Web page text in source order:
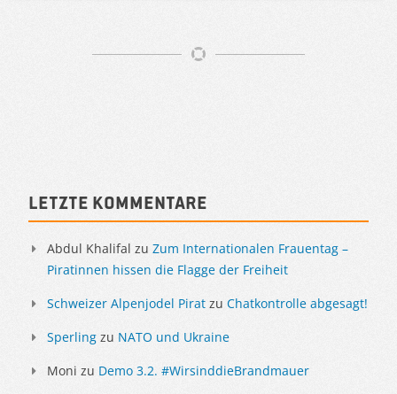
Sidebar
Letzte Kommentare
Abdul Khalifal zu Zum Internationalen Frauentag –
Piratinnen hissen die Flagge der Freiheit
Schweizer Alpenjodel Pirat zu Chatkontrolle abgesagt!
Sperling zu NATO und Ukraine
Moni zu Demo 3.2. #WirsinddieBrandmauer